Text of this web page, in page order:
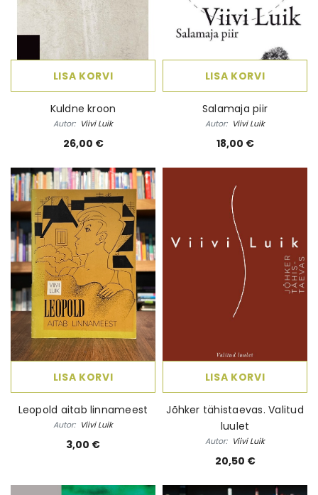
LISA KORVI
Kuldne kroon
Autor: Viivi Luik
26,00 €
LISA KORVI
Salamaja piir
Autor: Viivi Luik
18,00 €
LISA KORVI
Leopold aitab linnameest
Autor: Viivi Luik
3,00 €
LISA KORVI
Jõhker tähistaevas. Valitud
luulet
Autor: Viivi Luik
20,50 €